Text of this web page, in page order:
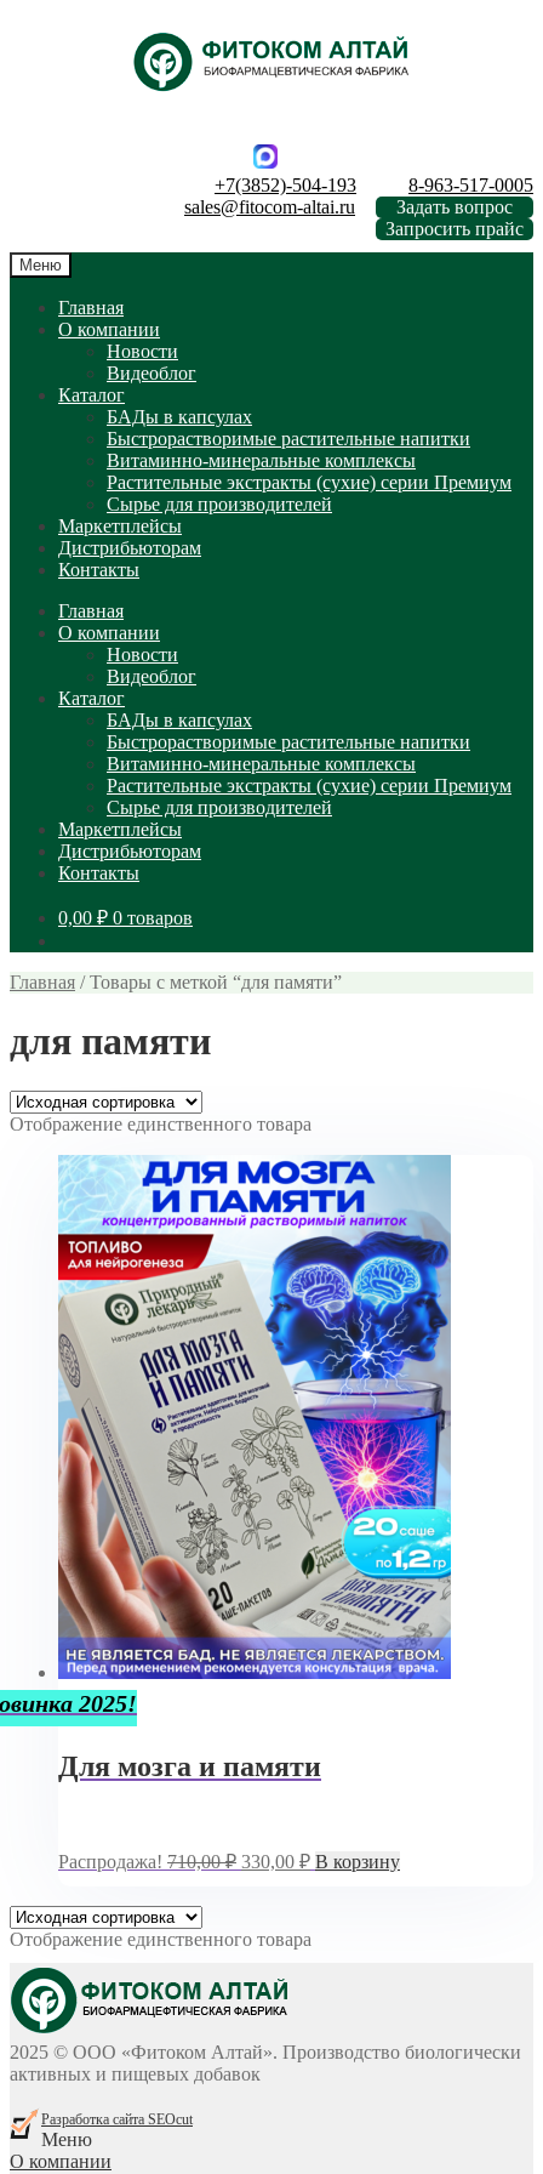
+7(3852)-504-193
8-963-517-0005
sales@fitocom-altai.ru
Задать вопрос
Запросить прайс
Меню
Главная
О компании
Новости
Видеоблог
Каталог
БАДы в капсулах
Быстрорастворимые растительные напитки
Витаминно-минеральные комплексы
Растительные экстракты (сухие) серии Премиум
Сырье для производителей
Маркетплейсы
Дистрибьюторам
Контакты
Главная
О компании
Новости
Видеоблог
Каталог
БАДы в капсулах
Быстрорастворимые растительные напитки
Витаминно-минеральные комплексы
Растительные экстракты (сухие) серии Премиум
Сырье для производителей
Маркетплейсы
Дистрибьюторам
Контакты
0,00 ₽ 0 товаров
Главная /Товары с меткой “для памяти”
для памяти
Отображение единственного товара
2025!
Для мозга и памяти
Распродажа! 710,00₽ Первоначальная
330,00 ₽Текущая
цена:
В корзину
Отображение единственного товара
2025 © ООО «Фитоком Алтай». Производство биологически
активных и пищевых добавок
Разработка сайта SEOcut
Меню
О компании